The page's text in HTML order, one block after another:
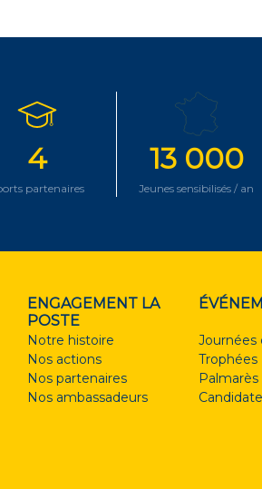
4
partenaires
13 000
Jeunes sensibilisés / an
ENGAGEMENT LA
POSTE
Notre histoire
Nos actions
Nos partenaires
Nos ambassadeurs
Journées
Trophées
Palmarès